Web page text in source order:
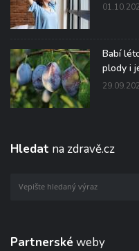
Babí
plody i
Hledat na zdravě.cz
Partnerské weby